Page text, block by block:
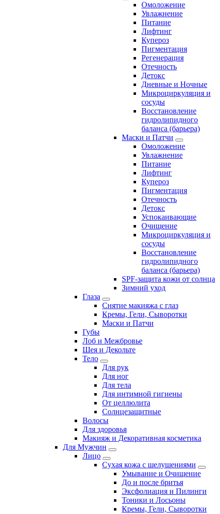
Омоложение
Увлажнение
Питание
Лифтинг
Купероз
Пигментация
Регенерация
Отечность
Детокс
Дневные и Ночные
Микроциркуляция и
сосуды
Восстановление
гидролипидного
баланса (барьера)
Маски и Патчи
Омоложение
Увлажнение
Питание
Лифтинг
Купероз
Пигментация
Отечность
Детокс
Успокаивающие
Очищение
Микроциркуляция и
сосуды
Восстановление
гидролипидного
баланса (барьера)
SPF-защита кожи от солнца
Зимний уход
Глаза
Снятие макияжа с глаз
Кремы, Гели, Сыворотки
Маски и Патчи
Губы
Лоб и Межбровье
Шея и Декольте
Тело
Для рук
Для ног
Для тела
Для интимной гигиены
От целлюлита
Солнцезащитные
Волосы
Для здоровья
Макияж и Декоративная косметика
Для Мужчин
Лицо
Сухая кожа с шелушениями
Умывание и Очищение
До и после бритья
Эксфолиация и Пилинги
Тоники и Лосьоны
Кремы, Гели, Сыворотки